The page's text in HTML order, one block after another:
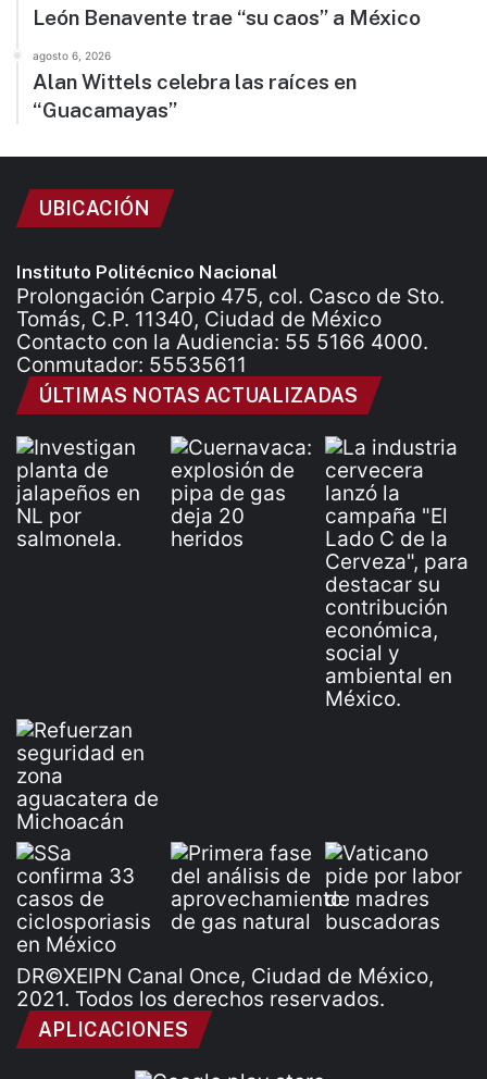
León Benavente trae “su caos” a México
agosto 6, 2026
Alan Wittels celebra las raíces en
“Guacamayas”
UBICACIÓN
Instituto Politécnico Nacional
Prolongación Carpio 475, col. Casco de Sto.
Tomás, C.P. 11340, Ciudad de México
Contacto con la Audiencia: 55 5166 4000.
Conmutador: 55535611
ÚLTIMAS NOTAS ACTUALIZADAS
DR©XEIPN Canal Once, Ciudad de México,
2021. Todos los derechos reservados.
APLICACIONES